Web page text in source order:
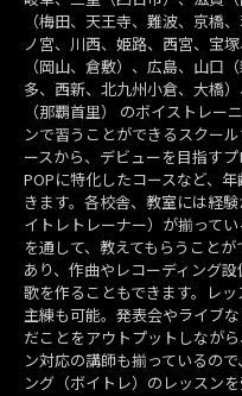
（梅田、天王寺、難波、京橋
ノ宮、川西、姫路、西宮、宝
（岡山、倉敷）、広島、山口
多、西新、北九州小倉、大橋
（那覇首里） のボイストレー
ンで習うことができるスクー
ースから、デビューを目指す
POPに特化したコースなど、
きます。各校舎、教室には経
イトレトレーナー）が揃って
を通して、教えてもらうこと
あり、作曲やレコーディング
歌を作ることもできます。レ
主練も可能。発表会やライブ
だことをアウトプットしなが
ン対応の講師も揃っているの
ング（ボイトレ）のレッスン